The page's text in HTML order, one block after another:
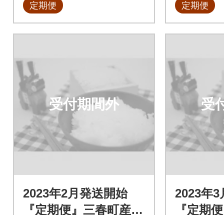
定期便 定期便
受付期間外
2023年2月発送開始
『定期便』三春町産コ
受
2023年3
『定期